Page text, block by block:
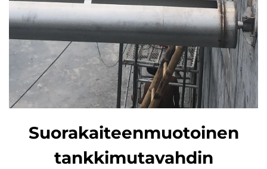
Suorakaiteenmuotoinen
tankkimutavahdin